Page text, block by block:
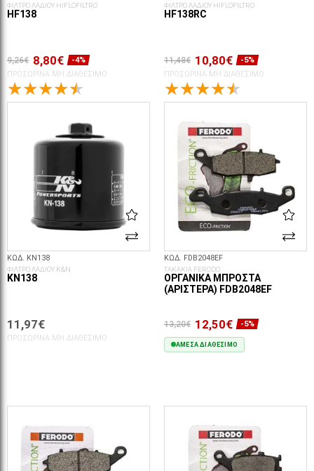
ΦΙΛΤΡΟ ΛΑΔΙΟΥ HIFLOFILTRO
HF138
9,26€ 8,80€
-4%
ΠΡΟΣΩΡΙΝΆ ΜΗ ΔΙΑΘΈΣΙΜΟ
ΦΙΛΤΡΟ ΛΑΔΙΟΥ HIFLOFILTRO
HF138RC
11,48€ 10,80€
-5%
ΠΡΟΣΩΡΙΝΆ ΜΗ ΔΙΑΘΈΣΙΜΟ
ΚΩΔ. KN138
ΦΙΛΤΡΟ ΛΑΔΙΟΥ K&N
KN138
11,97€
ΠΡΟΣΩΡΙΝΆ ΜΗ ΔΙΑΘΈΣΙΜΟ
ΚΩΔ. FDB2048EF
ΤΑΚΑΚΙΑ FERODO
ΟΡΓΑΝΙΚΆ ΜΠΡΟΣΤΆ
(ΑΡΙΣΤΕΡΆ) FDB2048EF
13,20€ 12,50€ -5%
ΆΜΕΣΑ ΔΙΑΘΈΣΙΜΟ